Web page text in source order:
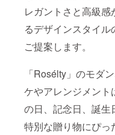
レガントさと高級感
るデザインスタイル
ご提案します。
「Rosélty」のモダ
ケやアレンジメント
の日、記念日、誕生
特別な贈り物にぴっ